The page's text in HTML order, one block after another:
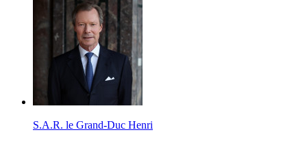
S.A.R. le Grand-Duc Henri